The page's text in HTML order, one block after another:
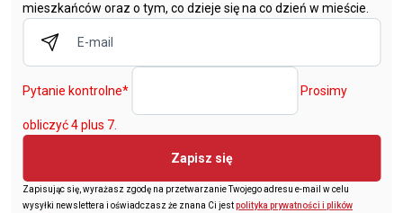
mieszkańców oraz o tym, co dzieje się na co dzień w mieście.
Pytanie kontrolne* Prosimy
obliczyć 4 plus 7.
Zapisz się
Zapisując się, wyrażasz zgodę na przetwarzanie Twojego adresu e-mail w celu
wysyłki newslettera i oświadczasz że znana Ci jestpolityka prywatności i plików